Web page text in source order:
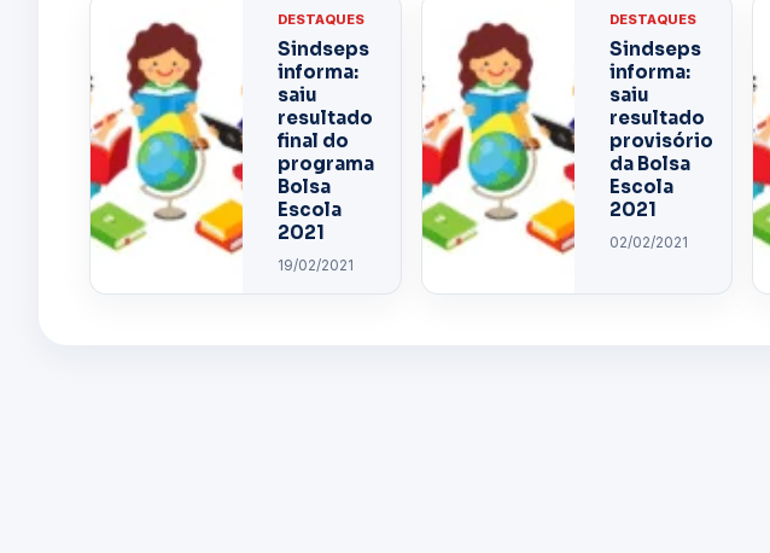
DESTAQUES
Sindseps
informa:
saiu
resultado
final do
programa
Bolsa
Escola
2021
19/02/2021
DESTAQUES
Sindseps
informa:
saiu
resultado
provisório
da Bolsa
Escola
2021
02/02/2021